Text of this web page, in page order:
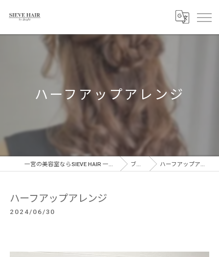
ハーフアップアレンジ
一宮の美容室ならSIEVE HAIR 一宮駅前店 ブログ ハーフアップアレンジ
ハーフアップアレンジ
2024/06/30